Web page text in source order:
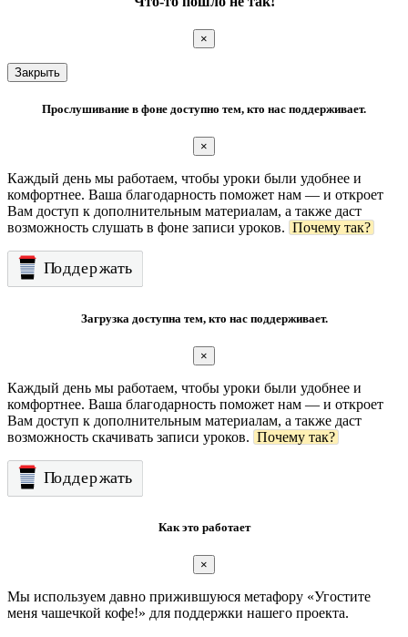
×
Закрыть
Прослушивание в фоне доступно тем, кто нас поддерживает.
×
Каждый день мы работаем, чтобы уроки были удобнее и
комфортнее. Ваша благодарность поможет нам — и откроет
Вам доступ к дополнительным материалам, а также даст
возможность слушать в фоне записи уроков. Почему так?
Загрузка доступна тем, кто нас поддерживает.
×
Каждый день мы работаем, чтобы уроки были удобнее и
комфортнее. Ваша благодарность поможет нам — и откроет
Вам доступ к дополнительным материалам, а также даст
возможность скачивать записи уроков. Почему так?
Как это работает
×
Мы используем давно прижившуюся метафору «Угостите
меня чашечкой кофе!» для поддержки нашего проекта.